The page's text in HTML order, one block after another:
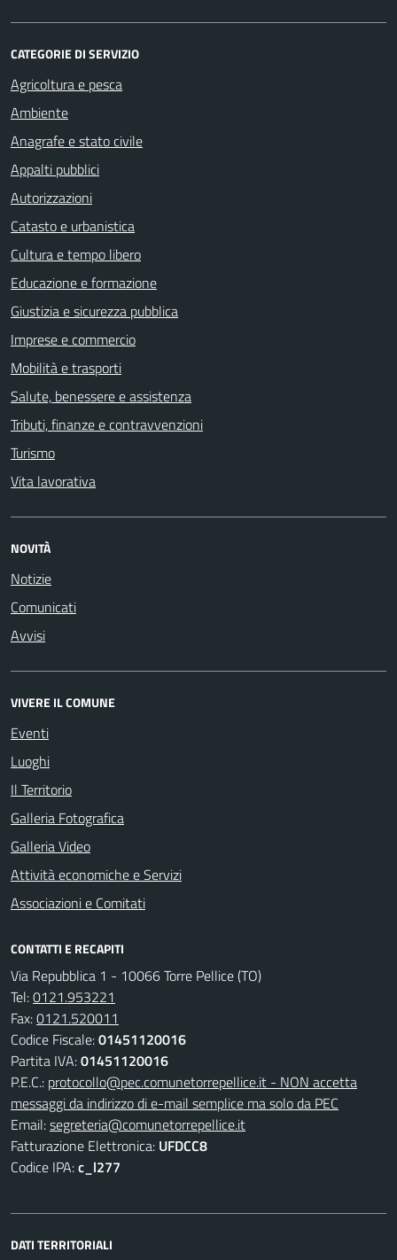
CATEGORIE DI SERVIZIO
Agricoltura e pesca
Ambiente
Anagrafe e stato civile
Appalti pubblici
Autorizzazioni
Catasto e urbanistica
Cultura e tempo libero
Educazione e formazione
Giustizia e sicurezza pubblica
Imprese e commercio
Mobilità e trasporti
Salute, benessere e assistenza
Tributi, finanze e contravvenzioni
Turismo
Vita lavorativa
NOVITÀ
Notizie
Comunicati
Avvisi
VIVERE IL COMUNE
Eventi
Luoghi
Il Territorio
Galleria Fotografica
Galleria Video
Attività economiche e Servizi
Associazioni e Comitati
CONTATTI E RECAPITI
Via Repubblica 1 - 10066 Torre Pellice (TO)
Tel:0121.953221
Fax:0121.520011
Codice Fiscale:01451120016
Partita IVA:01451120016
P.E.C.: protocollo@pec.comunetorrepellice.it - NON accetta
messaggi da indirizzo di e-mail semplice ma solo da PEC
Email:segreteria@comunetorrepellice.it
Fatturazione Elettronica: UFDCC8
Codice IPA:c_l277
DATI TERRITORIALI